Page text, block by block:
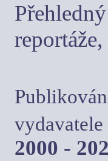
2000 -